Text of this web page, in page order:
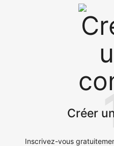
Créer
Inscrivez-vous